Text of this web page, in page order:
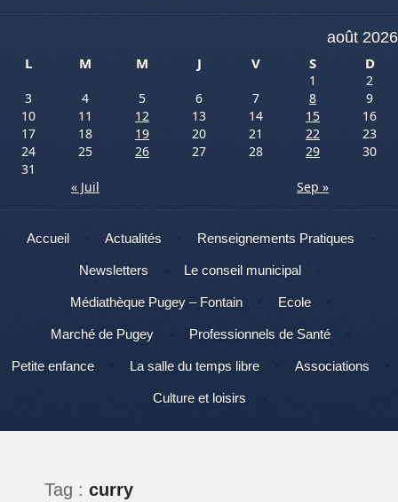
août 2026
L
M M J V S D
1
2
3
4 5 6 7 8
9
10
11 12 13 14 15
16
17
18 19 20 21 22
23
24
25 26 27 28 29
30
31
« Juil
Sep »
Menu
Aller au contenu
Accueil Actualités Renseignements Pratiques
Newsletters Le conseil municipal
Médiathèque Pugey – Fontain Ecole
Marché de Pugey Professionnels de Santé
Petite enfance La salle du temps libre Associations
Culture et loisirs
Tag : curry